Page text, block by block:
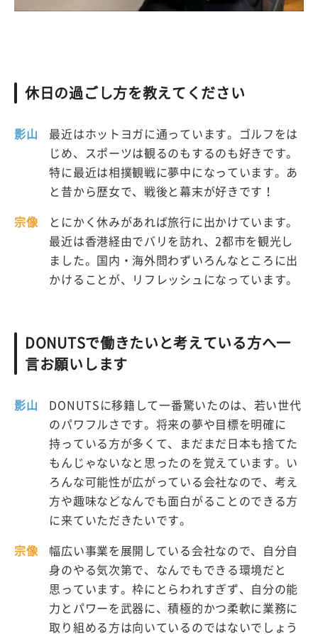
休日の過ごし方を教えてください
影山
最近はホットヨガに通っています。ゴルフをは
じめ、スポーツは観るのもするのも好きです。
特に最近は相撲観戦に夢中になっています。あ
と昔から歴女で、戦後と幕末が好きです！
宗像
とにかく休みがあれば旅行に出かけています。
最近は香港経由でバリを訪れ、2都市を観光し
ました。国内・海外問わずいろんなところに出
かけることが、リフレッシュになっています。
DONUTSで働きたいと考えている方へ一
言お願いします
影山
DONUTSに移籍して一番驚いたのは、若い世代
のパワフルさです。将来の夢や目標を明確に
持っている方が多くて、まだまだ日本も捨てた
もんじゃないなと思ったのを覚えています。い
ろんな可能性が広がっている会社なので、考え
方や趣味などなんでも面白がることのできる方
に来ていただきたいです。
宗像
幅広い事業を展開している会社なので、自分自
身のやる気次第で、なんでもできる環境だと
思っています。枠にとらわれすぎず、自分の能
力とパワーを武器に、積極的かつ柔軟に業務に
取り組める方は向いているのではないでしょう